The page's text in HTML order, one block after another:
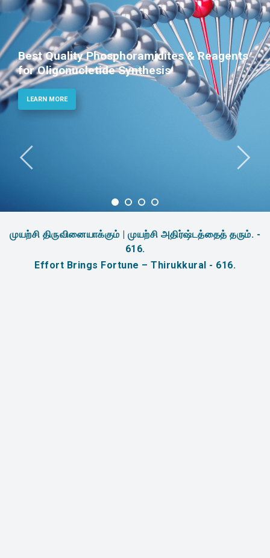
Best Quality Phosphoramidites & Reagents
for Oligonucletide Synthesis
LEARN MORE
முயற்சி திருவினையாக்கும் | முயற்சி அதிர்ஷ்டத்தைத் தரும். -
616.
Effort Brings Fortune – Thirukkural - 616.